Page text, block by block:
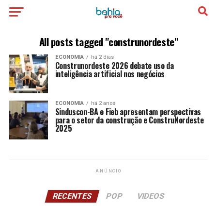
All posts tagged "construnordeste"
ECONOMIA há 2 dias
Construnordeste 2026 debate uso da
inteligência artificial nos negócios
ECONOMIA há 2 anos
Sinduscon-BA e Fieb apresentam perspectivas
para o setor da construção e ConstruNordeste
2025
ANÚNCIO
RECENTES POP VIDEOS